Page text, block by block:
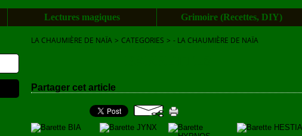
Lectures magiques Grimoire (Recettes, DIY)
LA CHAUMIÈRE DE NAÏA > CATEGORIES > - LA CHAUMIÈRE DE NAÏA
Partager cet article